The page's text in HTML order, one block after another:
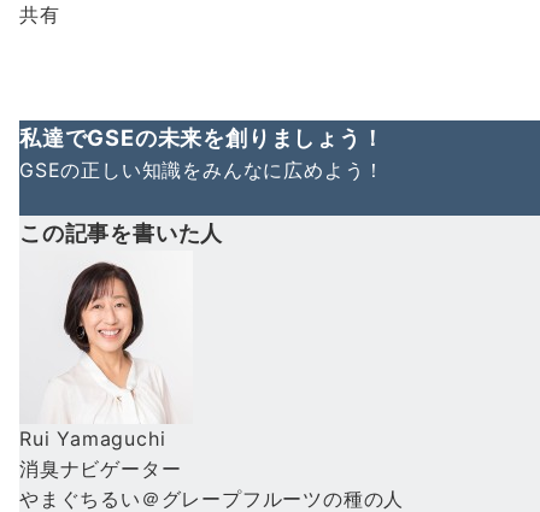
共有
私達でGSEの未来を創りましょう！
GSEの正しい知識をみんなに広めよう！
この記事を書いた人
Rui Yamaguchi
消臭ナビゲーター
やまぐちるい＠グレープフルーツの種の人